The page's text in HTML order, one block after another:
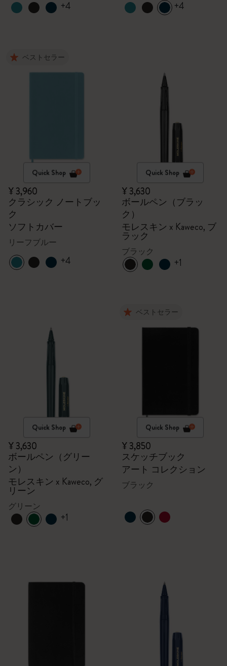
+4 +4
ベストセラー
Quick Shop
¥ 3,960
クラシック ノートブッ
ク
ソフトカバー
リーフブルー
+4
Quick Shop
¥ 3,630
ボールペン（ブラッ
ク）
モレスキン x Kaweco, ブ
ラック
ブラック
+1
Quick Shop
¥ 3,630
ボールペン（グリー
ン）
モレスキン x Kaweco, グ
リーン
グリーン
+1
ベストセラー
Quick Shop
¥ 3,850
スケッチブック
アート コレクション
ブラック